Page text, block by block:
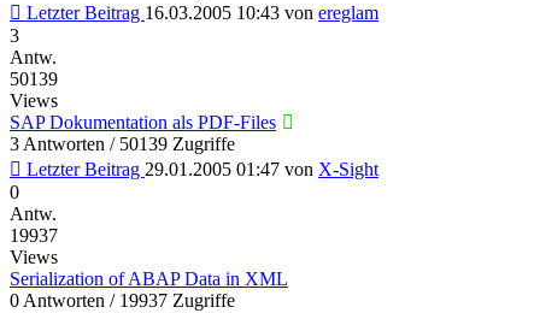
Letzter Beitrag 16.03.2005 10:43 von ereglam
3
Antw.
50139
Views
SAP Dokumentation als PDF-Files
3 Antworten / 50139 Zugriffe
Letzter Beitrag 29.01.2005 01:47 von X-Sight
0
Antw.
19937
Views
Serialization of ABAP Data in XML
0 Antworten / 19937 Zugriffe